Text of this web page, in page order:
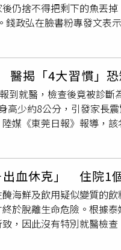
小孟老師也提醒，鬼月
力影響睡眠品質。若入
建議，若鬼月需要搬家
。鬼月22項民俗禁忌一
呼「好兄弟」為「鬼」。
上不宜吹口哨。半夜不
膽大會、碟仙、筆仙等
艾草粉或鼠尾草。動刀
仰與傳統習俗，目前並無
仍捨不得把剩下的魚丟
政弘在臉書粉專發文表
師照會胃腸科值班醫師
將其取出。對此，該男
個人，同一個時間，同一
，如果不慎被魚刺卡到
況可以看得到、夾得出
續異物感、吞嚥痛，無
卡住位置不一定相同，
到魚刺，X光偵測率僅
白飯，來試圖將魚刺「
以喝醋來快速軟化魚刺
慢煨料理，單只靠幾口
先觀察；要是吞嚥疼痛
揭「4大習慣」
到就醫，檢查後竟被診
少約8公分，引發家長
媒《東莞日報》報導，
影響發育的
，然而
長期攝取大量白飯、麵
到深夜11時，錯過生長
平時長時間使用帶有香
擾褪黑激素分泌，多種因
、睪丸增大等第二性徵
快速增長或青春期徵兆
出血休克」 住院1
海鮮及飲用疑似變質的
於脫離生命危險。根據
，因此沒有特別就醫檢
感染痢疾阿米巴原蟲（